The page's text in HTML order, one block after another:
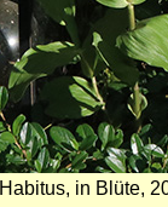
Habitus, in Blüte,